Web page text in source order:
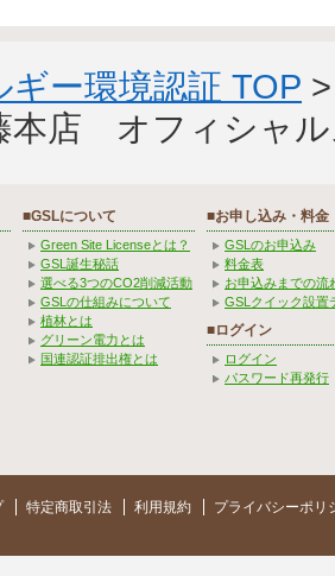
ギー環境認証 TOP
本店 オフィシャル
■GSLについて
Green Site Licenseとは？
GSL誕生秘話
選べる3つのCO2削減活動
GSLの仕組みについて
植林とは
グリーン電力とは
国連認証排出権とは
■お申し込み・料金
GSLのお申込み
料金表
お申込みまでの流
GSLクイック設置
■ログイン
ログイン
パスワード再発行
特定商取引法 利用規約 プライバシーポリ